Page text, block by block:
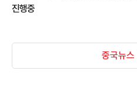
진행중
중국뉴스